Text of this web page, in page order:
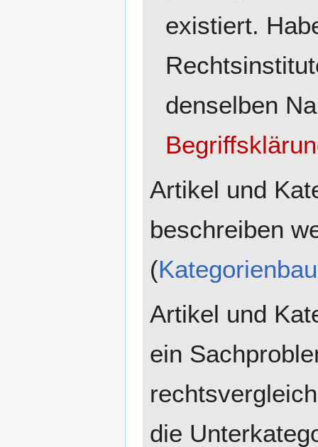
existiert.
denselben
Artikel und
beschreiben
(
Artikel und
ein
die